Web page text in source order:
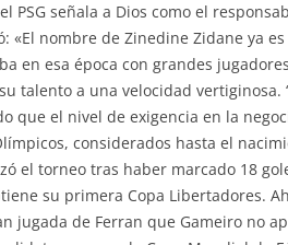
PSG señala a Dios como el
«El nombre de Zinedine Zidane ya
en esa época con grandes
talento a una velocidad vertiginosa.
que el nivel de exigencia en la
considerados hasta el
el torneo tras haber marcado 18
su primera Copa Libertadores.
jugada de Ferran que Gameiro no